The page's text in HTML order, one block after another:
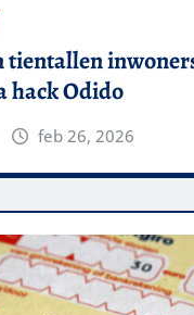
tientallen
hack Odido
feb 26, 2026